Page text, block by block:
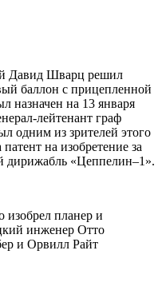
Давид Шварц решил
баллон с прицепленной
назначен на 13 января
лейтенант граф
одним из зрителей этого
на изобретение за
дирижабль «Цеппелин–1».
планер и
инженер Отто
и Орвилл Райт